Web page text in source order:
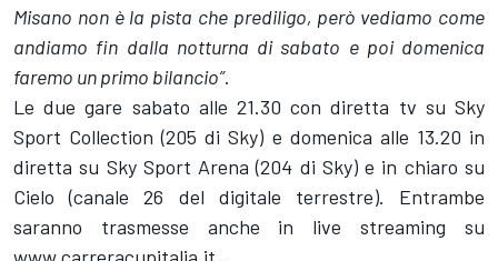
Misano non è la pista che prediligo, però vediamo come
andiamo fin dalla notturna di sabato e poi domenica
faremo un primo bilancio”.
Le due gare sabato alle 21.30 con diretta tv su Sky
Sport Collection (205 di Sky) e domenica alle 13.20 in
diretta su Sky Sport Arena (204 di Sky) e in chiaro su
Cielo (canale 26 del digitale terrestre). Entrambe
saranno trasmesse anche in live streaming su